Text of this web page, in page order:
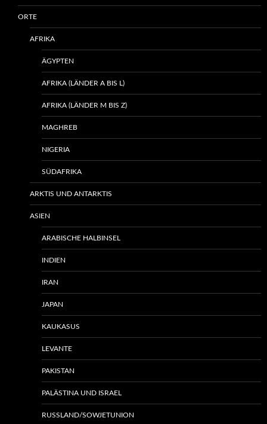
ORTE
AFRIKA
ÄGYPTEN
AFRIKA (LÄNDER A BIS L)
AFRIKA (LÄNDER M BIS Z)
MAGHREB
NIGERIA
SÜDAFRIKA
ARKTIS UND ANTARKTIS
ASIEN
ARABISCHE HALBINSEL
INDIEN
IRAN
JAPAN
KAUKASUS
LEVANTE
PAKISTAN
PALÄSTINA UND ISRAEL
RUSSLAND/SOWJETUNION